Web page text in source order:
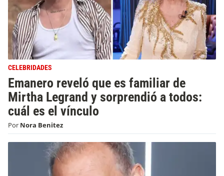
CELEBRIDADES
Emanero reveló que es familiar de
Mirtha Legrand y sorprendió a todos:
cuál es el vínculo
Por Nora Benitez